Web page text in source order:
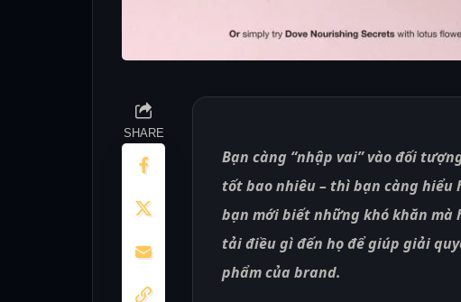
SHARE
Bạn càng “nhập vai” vào đối
tốt bao nhiêu – thì bạn càng hiểu
bạn mới biết những khó khăn mà
tải điều gì đến họ để giúp giải
phẩm của brand.